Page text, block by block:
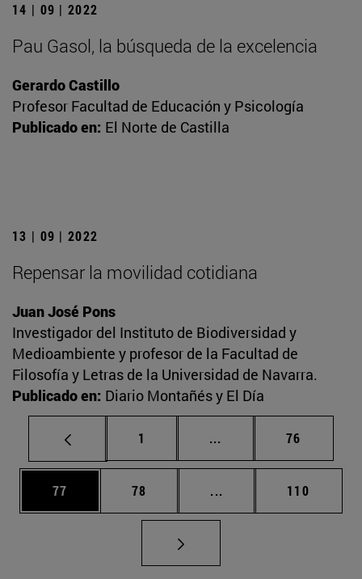
14 | 09 | 2022
Pau Gasol, la búsqueda de la excelencia
Gerardo Castillo
Profesor Facultad de Educación y Psicología
Publicado en: El Norte de Castilla
13 | 09 | 2022
Repensar la movilidad cotidiana
Juan José Pons
Investigador del Instituto de Biodiversidad y
Medioambiente y profesor de la Facultad de
Filosofía y Letras de la Universidad de Navarra.
Publicado en: Diario Montañés y El Día
Página
1 ... Páginas intermedias
Página
76
Página
77 Página
78 ... Páginas intermedias
Página
110